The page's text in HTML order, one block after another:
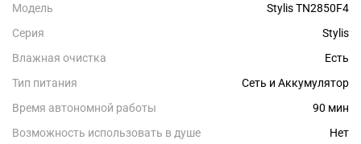
Модель
Stylis TN2850F4
Серия
Stylis
Влажная очистка
Есть
Тип питания
Сеть и Аккумулятор
Время автономной работы
90 мин
Возможность использовать в душе
Нет